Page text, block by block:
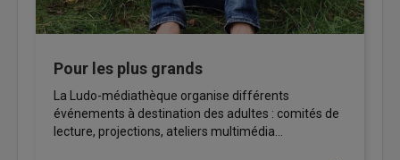
Pour les plus grands
La Ludo-médiathèque organise différents
événements à destination des adultes : comités de
lecture, projections, ateliers multimédia...